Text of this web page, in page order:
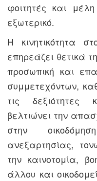
φοιτητές και
εξωτερικό.
Η κινητικότητα
επηρεάζει θετικά
προσωπική και
συμμετεχόντων,
τις δεξιότητες
βελτιώνει την
στην
ανεξαρτησίας,
την καινοτομία,
άλλου και